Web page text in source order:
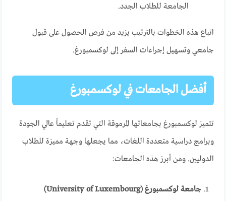
الجامعة للطلاب الجدد.
اتباع هذه الخطوات بالترتيب يزيد من فرص الحصول على قبول
جامعي وتسهيل إجراءات السفر إلى لوكسمبورغ.
أفضل الجامعات في لوكسمبورغ
تتميز لوكسمبورغ بجامعاتها المرموقة التي تقدم تعليماً عالي الجودة
وبرامج دراسية متعددة اللغات، مما يجعلها وجهة مميزة للطلاب
الدوليين. ومن أبرز هذه الجامعات:
جامعة لوكسمبورغ (University of Luxembourg)